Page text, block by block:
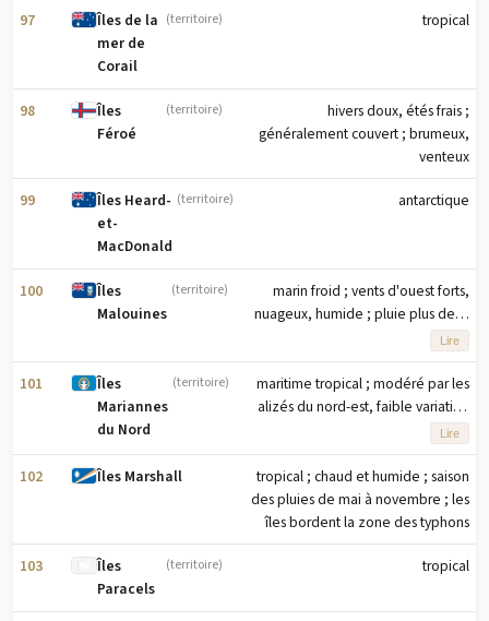
97
Îles de la
mer de
Corail
(territoire) tropical
98
Îles
Féroé
(territoire)
hivers doux, étés frais ;
généralement couvert ; brumeux,
venteux
99
Îles Heard-
et-
MacDonald
(territoire) antarctique
100
Îles
Malouines
(territoire)
marin froid ; vents d'ouest forts,
nuageux, humide ; pluie plus de la
moitié des jours de l'année ;
précipitations annuelles moyennes
de 60 cm à Stanley ; neige
occasionnelle toute l'année, sauf en
janvier et février, mais ne s'accumule
généralement pas
Lire
101
Îles
Mariannes
du Nord
(territoire)
maritime tropical ; modéré par les
alizés du nord-est, faible variation
saisonnière de température ; saison
sèche de décembre à juin, saison
des pluies de juillet à octobre
Lire
102 Îles Marshall
tropical ; chaud et humide ; saison
des pluies de mai à novembre ; les
îles bordent la zone des typhons
103
Îles
Paracels
(territoire) tropical